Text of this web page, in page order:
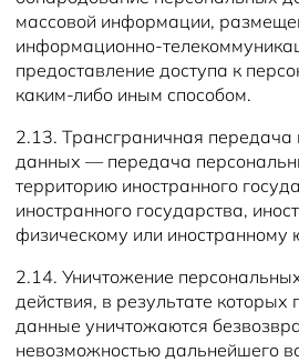
массовой информации,
информационно-
предоставление доступа к
каким-либо иным способом.
2.13. Трансграничная передача
данных — передача
территорию иностранного
иностранного государства,
физическому или иностранному
2.14. Уничтожение
действия, в результате которых
данные уничтожаются
невозможностью дальнейшего